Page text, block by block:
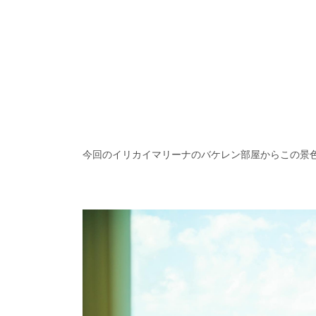
今回のイリカイマリーナのバケレン部屋からこの景